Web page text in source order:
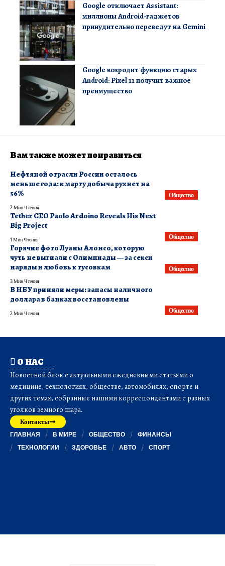
Google отключает Assistant:
миллионы Android-гаджетов
принудительно переведут на Gemini
Google возродит функцию старых
Android: Pixel 11 получит важное
преимущество
Вам также может понравиться
Общество
​Нефтяной отрасли России осталось
меньше года: к марту добыча рухнет на
56%
2 Мин Чтения
Общество
Tether CEO Paolo Ardoino Reveals His Next
Big Project
1 Мин Чтения
Общество
Горячие фото Луаны Алонсо, которую
чуть не выгнали с Олимпиады — за секси
наряды и любовь к тусовкам
3 Мин Чтения
Общество
В НБУ приняли меры: запасы наличного
доллара в банках восстановлены
2 Мин Чтения
О НАС
Новостной блок с актуальными ежедневными статьями о
медицине, технологиях, обществе, автомобилях, спорте и
других темах, собранные нашими корреспондентами с разных
уголков земного шара.
Контакты
ГЛАВНАЯ В МИРЕ ОБЩЕСТВО
ФИНАНСЫ
ТЕХНОЛОГИИ
ЗДОРОВЬЕ АВТО СПОРТ